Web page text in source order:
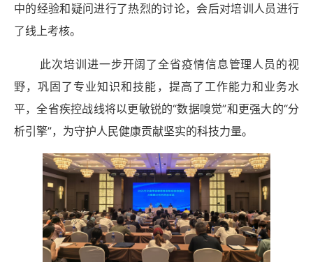
中的经验和疑问进行了热烈的讨论，会后对培训人员进行
了线上考核。
此次培训进一步开阔了全省疫情信息管理人员的视
野，巩固了专业知识和技能，提高了工作能力和业务水
平，全省疾控战线将以更敏锐的“数据嗅觉”和更强大的“分
析引擎”，为守护人民健康贡献坚实的科技力量。